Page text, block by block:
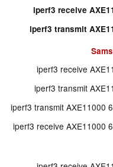
iperf3 receive
iperf3 transmit
iperf3 receive
iperf3 transmit
iperf3 transmit AXE11000
iperf3 receive AXE11000